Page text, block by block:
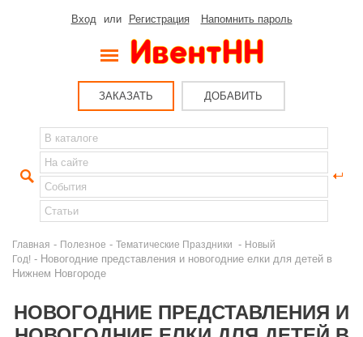
Вход или Регистрация Напомнить пароль
ЗАКАЗАТЬ ДОБАВИТЬ
Главная - Полезное - Тематические Праздники - Новый
Год! - Новогодние представления и новогодние елки для детей в
Нижнем Новгороде
НОВОГОДНИЕ ПРЕДСТАВЛЕНИЯ И